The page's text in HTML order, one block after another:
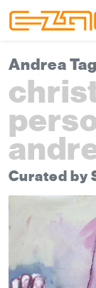
Andrea
Curated by